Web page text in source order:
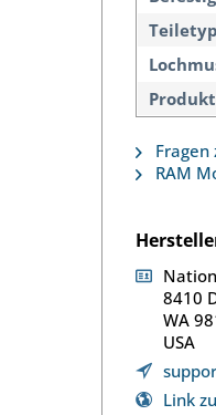
Fragen
RAM
8410
WA
USA
Link